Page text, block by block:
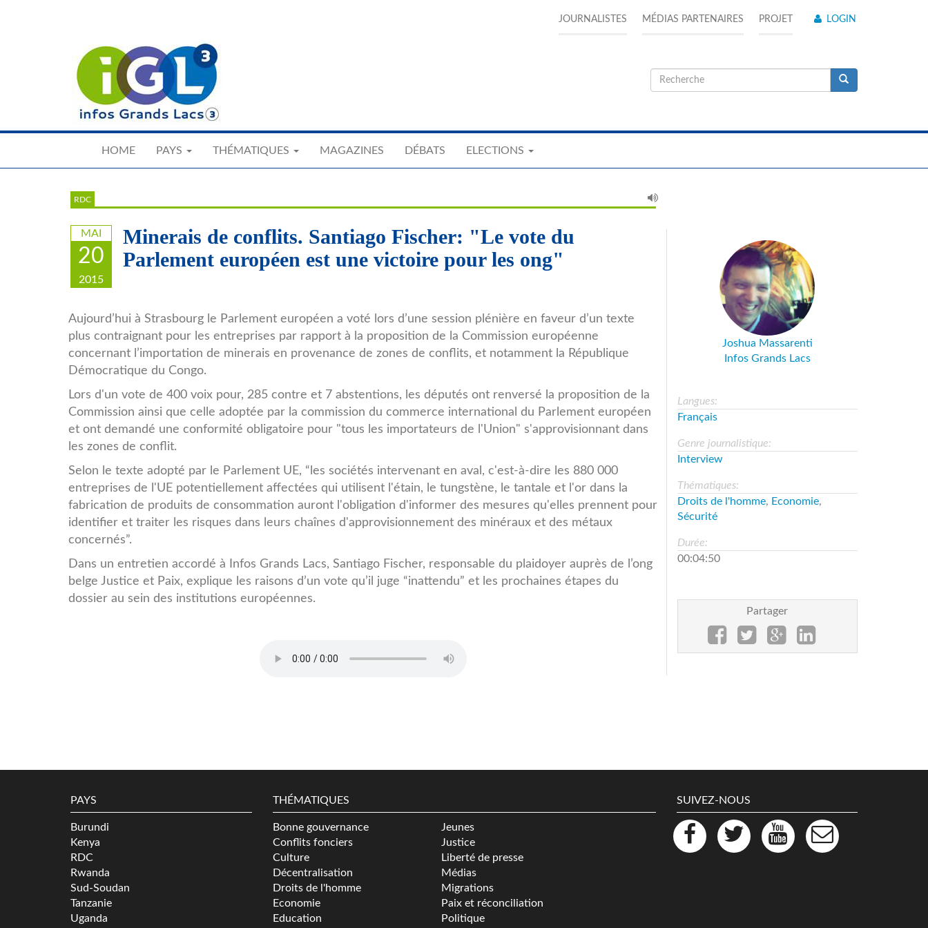
JOURNALISTES MÉDIAS PARTENAIRES PROJET LOGIN
Formulaire
recherche
HOME PAYS THÉMATIQUES MAGAZINES DÉBATS ELECTIONS
RDC
MAI
20
2015
Minerais de conflits. Santiago Fischer: "Le vote du
Parlement européen est une victoire pour les ong"
mine-
rdc.jpg
Aujourd’hui à Strasbourg le Parlement européen a voté lors d’une session plénière en faveur d’un texte
plus contraignant pour les entreprises par rapport à la proposition de la Commission européenne
concernant l’importation de minerais en provenance de zones de conflits, et notamment la République
Démocratique du Congo.
Lors d'un vote de 400 voix pour, 285 contre et 7 abstentions, les députés ont renversé la proposition de la
Commission ainsi que celle adoptée par la commission du commerce international du Parlement européen
et ont demandé une conformité obligatoire pour "tous les importateurs de l'Union" s'approvisionnant dans
les zones de conflit.
Selon le texte adopté par le Parlement UE, “les sociétés intervenant en aval, c'est-à-dire les 880 000
entreprises de l'UE potentiellement affectées qui utilisent l'étain, le tungstène, le tantale et l'or dans la
fabrication de produits de consommation auront l'obligation d'informer des mesures qu'elles prennent pour
identifier et traiter les risques dans leurs chaînes d'approvisionnement des minéraux et des métaux
concernés”.
Dans un entretien accordé à Infos Grands Lacs, Santiago Fischer, responsable du plaidoyer auprès de l’ong
belge Justice et Paix, explique les raisons d’un vote qu’il juge “inattendu” et les prochaines étapes du
dossier au sein des institutions européennes.
Interview_Santiago_Fischer_ONG_Minerais_du_Sang.mp3
Joshua Massarenti
Infos Grands Lacs
Langues:
Français
Genre journalistique:
Interview
Thématiques:
Droits de l'homme, Economie,
Sécurité
Durée:
00:04:50
Partager
PAYS
Burundi
Kenya
RDC
Rwanda
Sud-Soudan
Tanzanie
Uganda
THÉMATIQUES
Bonne gouvernance
Conflits fonciers
Culture
Décentralisation
Droits de l'homme
Economie
Education
Jeunes
Justice
Liberté de presse
Médias
Migrations
Paix et réconciliation
Politique
SUIVEZ-NOUS